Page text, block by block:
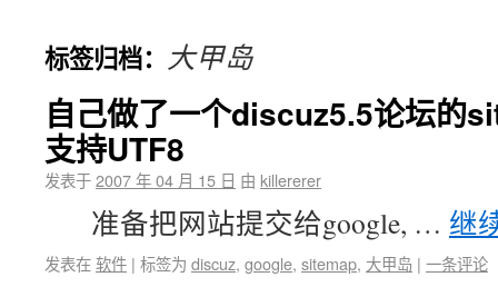
标签归档： 大甲岛
自己做了一个discuz5.5论坛的
支持UTF8
发表于2007 年 04 月 15 日 由 killererer
准备把网站提交给google, … 继
发表在软件 | 标签为 discuz, google, sitemap, 大甲岛 | 一条评论